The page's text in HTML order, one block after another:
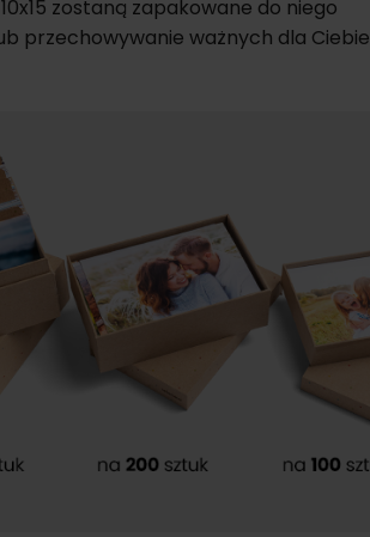
zostaną zapakowane do niego
przechowywanie ważnych dla Ciebie